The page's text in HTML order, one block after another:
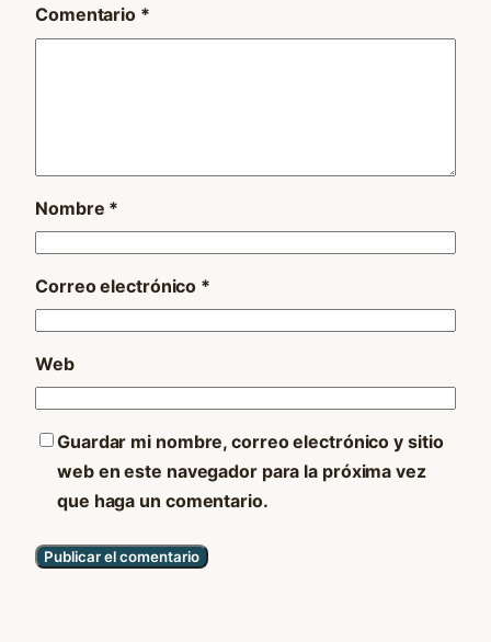
Comentario *
Nombre *
Correo electrónico *
Web
Guardar mi nombre, correo electrónico y sitio
web en este navegador para la próxima vez
que haga un comentario.